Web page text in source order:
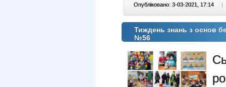
Опубліковано: 3-03-2021, 17:14 |
Тиждень знань з основ
№56